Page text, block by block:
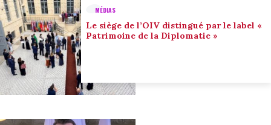
MÉDIAS
Le siège de l’OIV distingué par le label «
Patrimoine de la Diplomatie »